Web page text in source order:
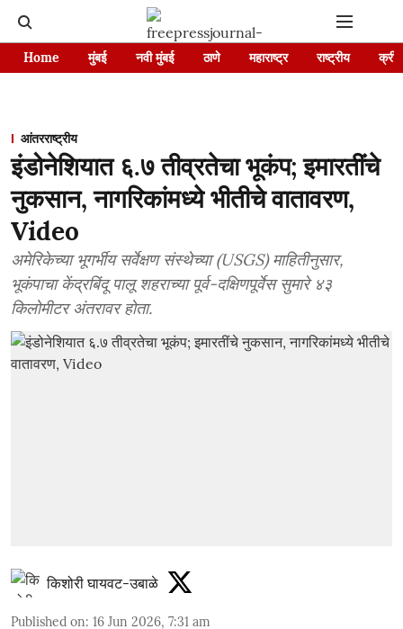
Home मुंबई नवी मुंबई ठाणे महाराष्ट्र राष्ट्रीय
आंतरराष्ट्रीय
इंडोनेशियात ६.७ तीव्रतेचा भूकंप; इमारतींचे
नुकसान, नागरिकांमध्ये भीतीचे वातावरण,
Video
अमेरिकेच्या भूगर्भीय सर्वेक्षण संस्थेच्या (USGS) माहितीनुसार,
भूकंपाचा केंद्रबिंदू पालू शहराच्या पूर्व-दक्षिणपूर्वेस सुमारे ४३
किलोमीटर अंतरावर होता.
किशोरी घायवट-उबाळे
Published on: 16 Jun 2026, 7:31 am